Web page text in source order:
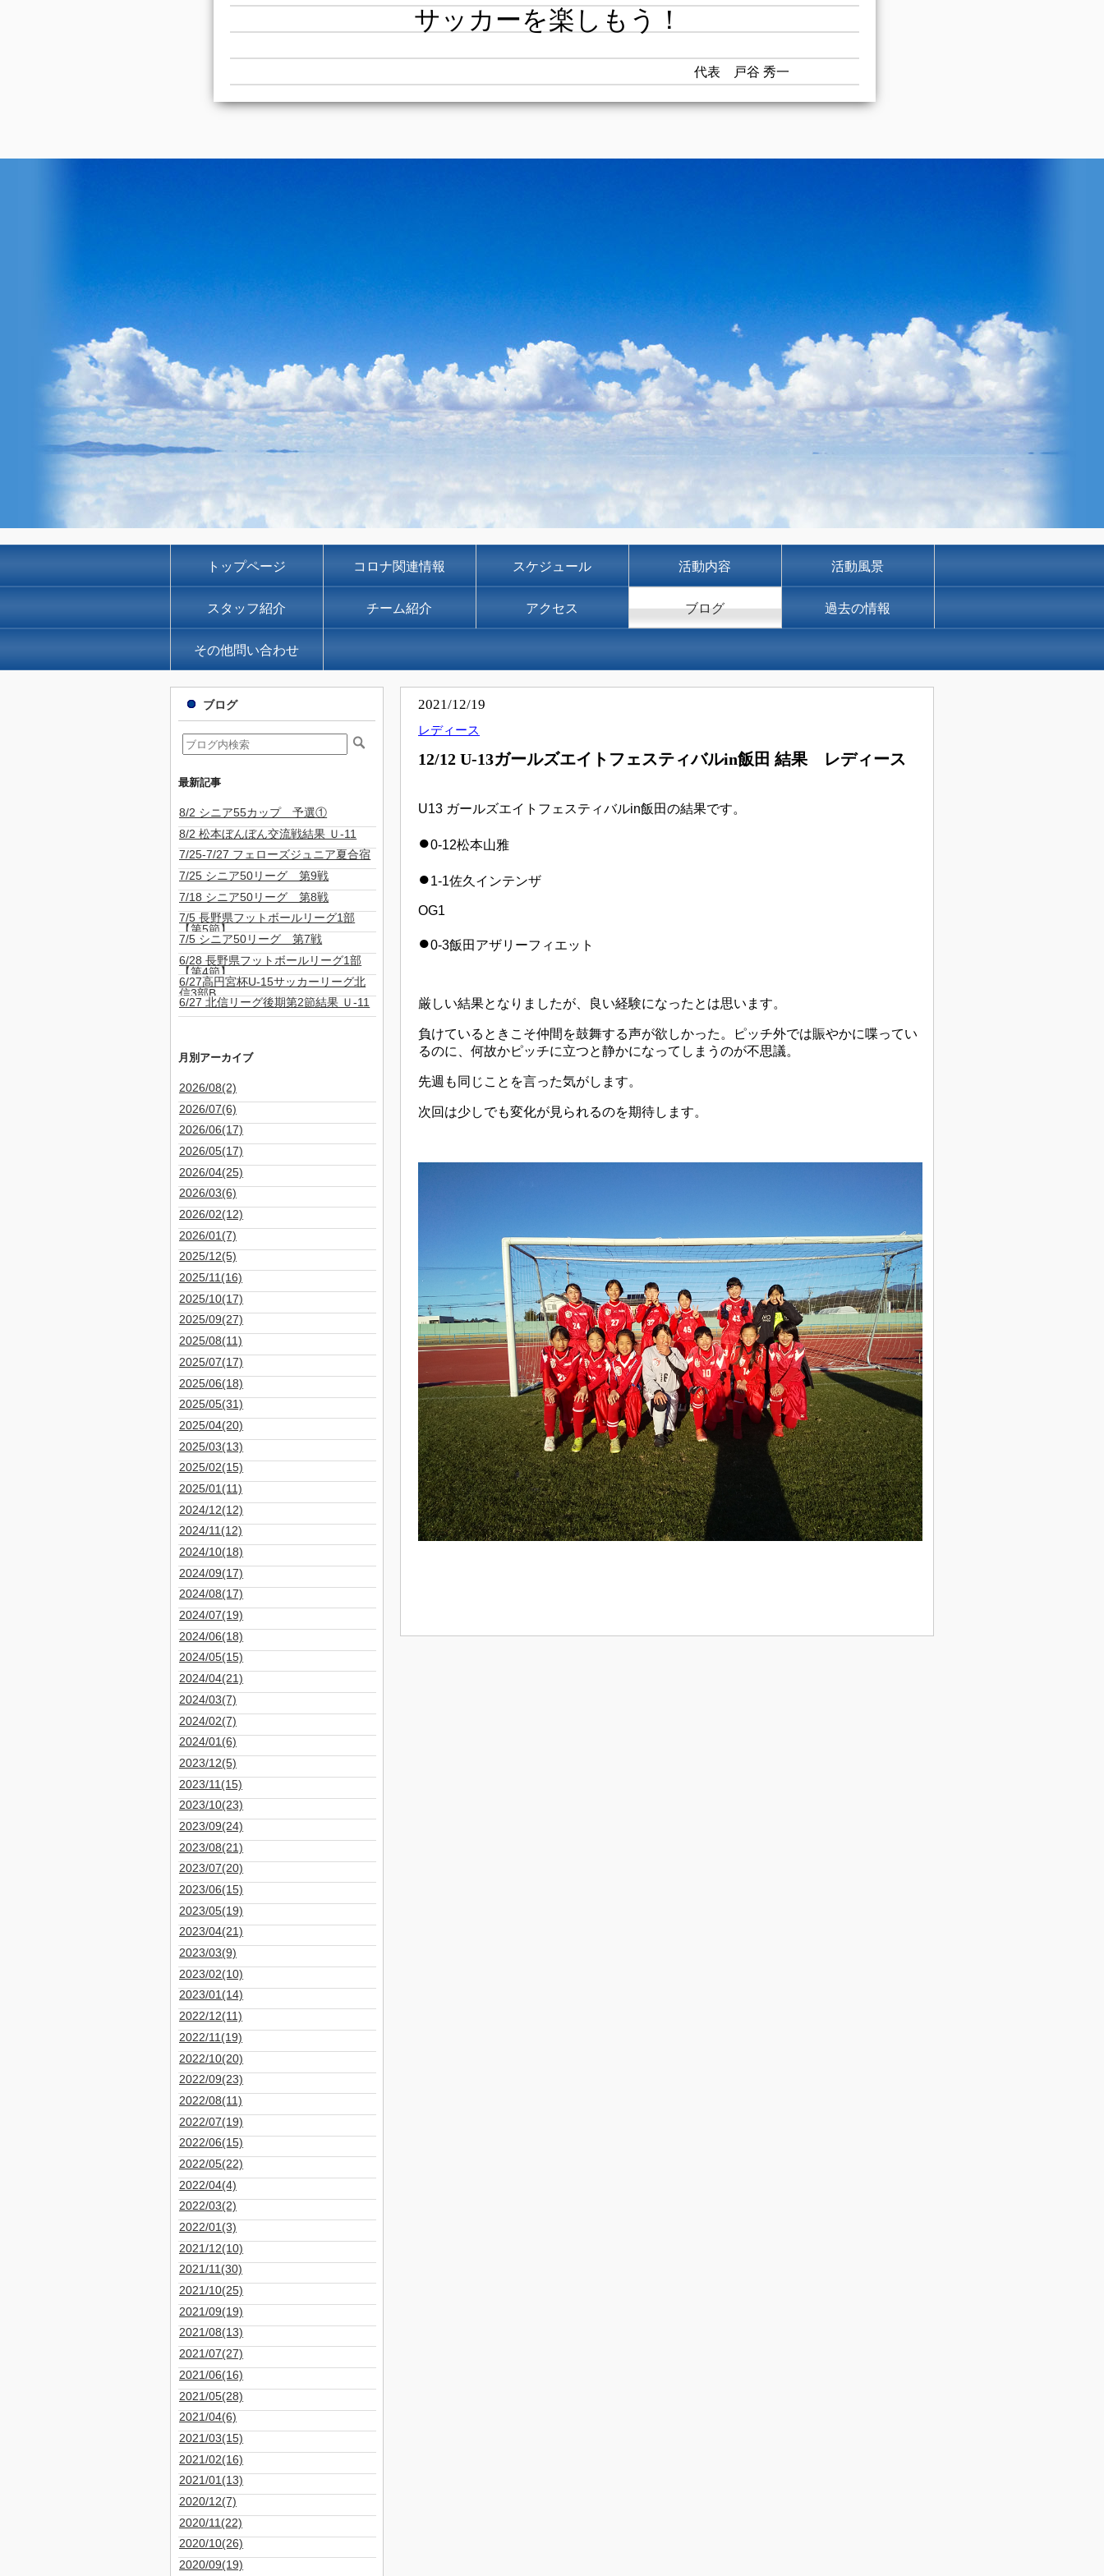
サッカーを楽しもう！
代表 戸谷 秀一
トップページ コロナ関連情報 スケジュール 活動内容 活動風景
スタッフ紹介 チーム紹介 アクセス ブログ 過去の情報
その他問い合わせ
2021/12/19
レディース
12/12 U-13ガールズエイトフェスティバルin飯田 結果 レディース
U13 ガールズエイトフェスティバルin飯田の結果です。
●0-12松本山雅
●1-1佐久インテンザ
OG1
●0-3飯田アザリーフィエット
厳しい結果となりましたが、良い経験になったとは思います。
負けているときこそ仲間を鼓舞する声が欲しかった。ピッチ外では賑やかに喋ってい
るのに、何故かピッチに立つと静かになってしまうのが不思議。
先週も同じことを言った気がします。
次回は少しでも変化が見られるのを期待します。
ブログ
最新記事
8/2 シニア55カップ 予選①
8/2 松本ぼんぼん交流戦結果 Ｕ-11
7/25-7/27 フェローズジュニア夏合宿
7/25 シニア50リーグ 第9戦
7/18 シニア50リーグ 第8戦
7/5 長野県フットボールリーグ1部
7/5 シニア50リーグ 第7戦
6/28 長野県フットボールリーグ1部
6/27高円宮杯U-15サッカーリーグ北
6/27 北信リーグ後期第2節結果 Ｕ-11
月別アーカイブ
2026/08(2)
2026/07(6)
2026/06(17)
2026/05(17)
2026/04(25)
2026/03(6)
2026/02(12)
2026/01(7)
2025/12(5)
2025/11(16)
2025/10(17)
2025/09(27)
2025/08(11)
2025/07(17)
2025/06(18)
2025/05(31)
2025/04(20)
2025/03(13)
2025/02(15)
2025/01(11)
2024/12(12)
2024/11(12)
2024/10(18)
2024/09(17)
2024/08(17)
2024/07(19)
2024/06(18)
2024/05(15)
2024/04(21)
2024/03(7)
2024/02(7)
2024/01(6)
2023/12(5)
2023/11(15)
2023/10(23)
2023/09(24)
2023/08(21)
2023/07(20)
2023/06(15)
2023/05(19)
2023/04(21)
2023/03(9)
2023/02(10)
2023/01(14)
2022/12(11)
2022/11(19)
2022/10(20)
2022/09(23)
2022/08(11)
2022/07(19)
2022/06(15)
2022/05(22)
2022/04(4)
2022/03(2)
2022/01(3)
2021/12(10)
2021/11(30)
2021/10(25)
2021/09(19)
2021/08(13)
2021/07(27)
2021/06(16)
2021/05(28)
2021/04(6)
2021/03(15)
2021/02(16)
2021/01(13)
2020/12(7)
2020/11(22)
2020/10(26)
2020/09(19)